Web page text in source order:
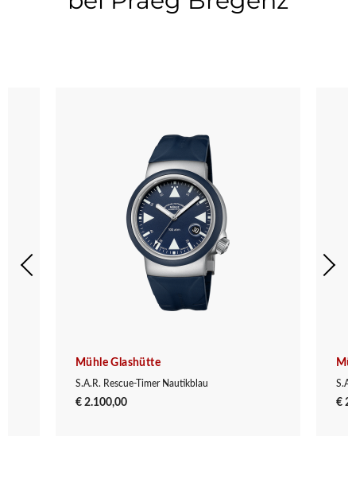
Mühle Glashütte
S.A.R. Rescue-Timer Nautikblau
€ 2.100,00 €